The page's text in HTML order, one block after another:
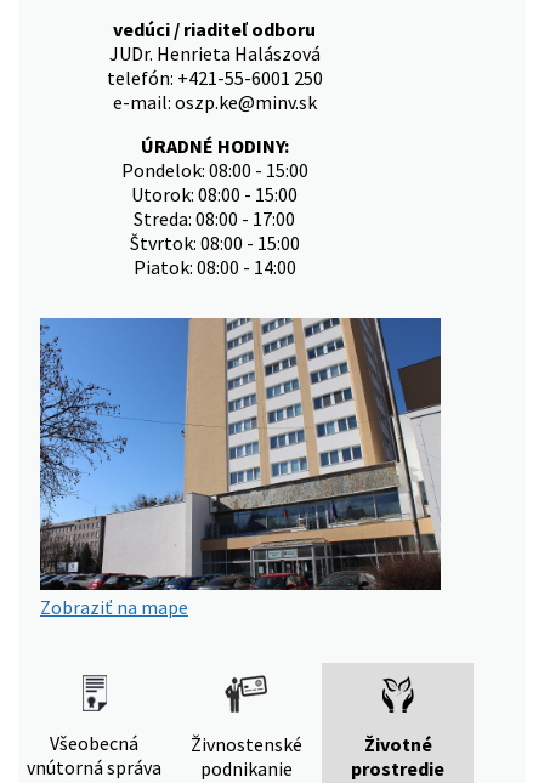
vedúci / riaditeľ odboru
JUDr. Henrieta Halászová
telefón: +421-55-6001 250
e-mail: oszp.ke@minv.sk
ÚRADNÉ HODINY:
Pondelok: 08:00 - 15:00
Utorok: 08:00 - 15:00
Streda: 08:00 - 17:00
Štvrtok: 08:00 - 15:00
Piatok: 08:00 - 14:00
Zobraziť na mape
Všeobecná
vnútorná správa
Živnostenské
podnikanie
Životné
prostredie